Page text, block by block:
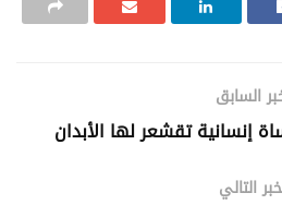
السابق
إنسانية تقشعر لها الأبدان
التالي